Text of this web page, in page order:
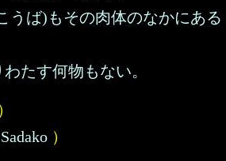
うば)もその肉体のなかにある
たす何物もない。
）
）